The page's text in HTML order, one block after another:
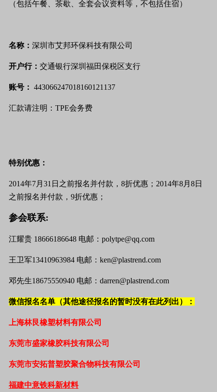
（包括午餐、茶歇、全套会议资料等，不包括住宿）
名称： 深圳市艾邦环保科技有限公司
开户行： 交通银行深圳福田保税区支行
账号： 443066247018160121137
汇款请注明：TPE会务费
特别优惠：
2014年7月 31 日之前报名并付款， 8折优惠； 2014年8月 8日
之前报名并付款， 9折优惠；
参会联系:
江耀贵 18666186648 电邮：polytpe@qq.com
王卫军13410963984 电邮： ken@plastrend.com
邓先生18675550940 电邮： darren@plastrend.com
微信报名名单（其他途径报名的暂时没有在此列出）：
上海林艮橡塑材料有限公司
东莞市盛家橡胶科技有限公司
东莞市安拓普塑胶聚合物科技有限公司
福建中意铁科新材料